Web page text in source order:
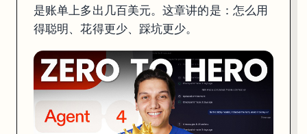
Agent Skills 是一个被很多人忽略但非常实用的功能。你可以创建自定
打开方法：在文件管理器里开启 "Show Hidden Files"，找到
# 文件：/.agents/skills/api-style.md
name: API 代码规范
description: 后端 API 的代码风格和安全要求
version: 1.0
是账单上多出几百美元。这章讲的是：怎么用
得聪明、花得更少、踩坑更少。